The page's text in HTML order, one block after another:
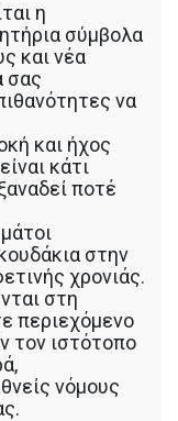
η
σύμβολα
και νέα
σας
να
και ήχος
κάτι
ποτέ
στην
χρονιάς.
στη
περιεχόμενο
τον ιστότοπο
νόμους